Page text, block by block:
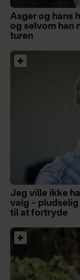
Asger og hans
og selvom han
turen
Jeg ville ikke
valg –
til at fortryde